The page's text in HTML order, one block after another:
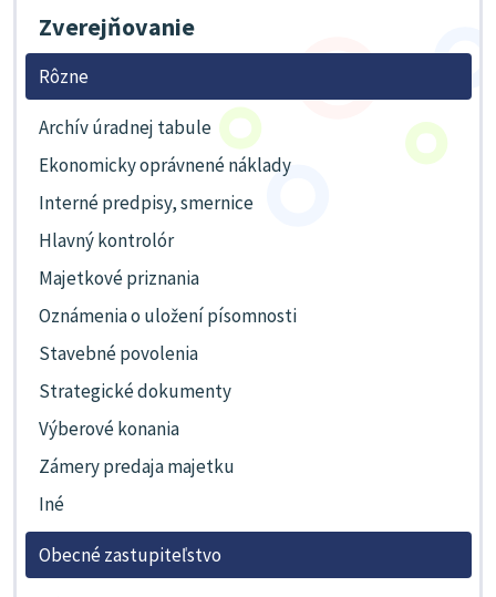
Zverejňovanie
Rôzne
Archív úradnej tabule
Ekonomicky oprávnené náklady
Interné predpisy, smernice
Hlavný kontrolór
Majetkové priznania
Oznámenia o uložení písomnosti
Stavebné povolenia
Strategické dokumenty
Výberové konania
Zámery predaja majetku
Iné
Obecné zastupiteľstvo